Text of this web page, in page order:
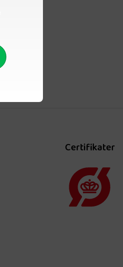
Certifikater